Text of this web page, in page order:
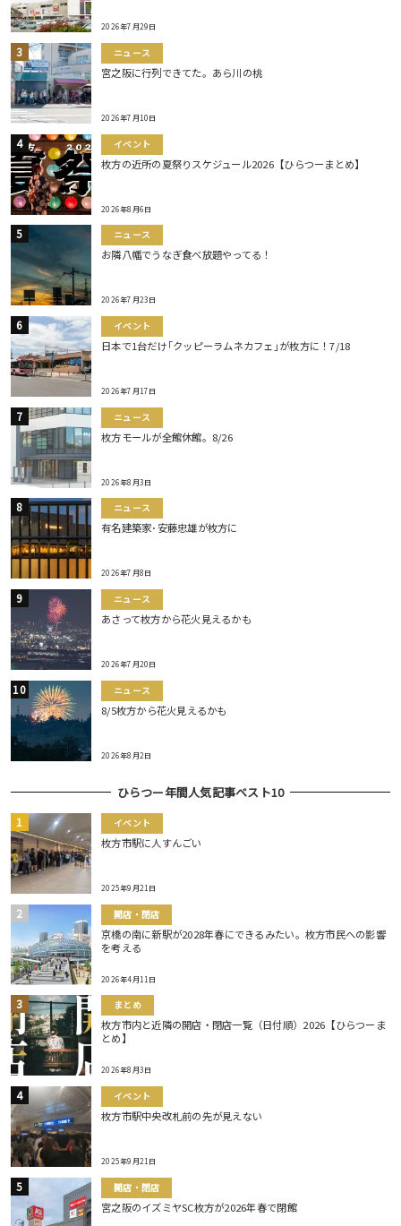
2026年7月29日
ニュース
宮之阪に行列できてた。あら川の桃
2026年7月10日
イベント
枚方の近所の夏祭りスケジュール2026【ひらつーまとめ】
2026年8月6日
ニュース
お隣八幡でうなぎ食べ放題やってる！
2026年7月23日
イベント
日本で1台だけ｢クッピーラムネカフェ｣が枚方に！7/18
2026年7月17日
ニュース
枚方モールが全館休館。8/26
2026年8月3日
ニュース
有名建築家･安藤忠雄が枚方に
2026年7月8日
ニュース
あさって枚方から花火見えるかも
2026年7月20日
ニュース
8/5枚方から花火見えるかも
2026年8月2日
ひらつー年間人気記事ベスト10
イベント
枚方市駅に人すんごい
2025年9月21日
開店・閉店
京橋の南に新駅が2028年春にできるみたい。枚方市民への影響
を考える
2026年4月11日
まとめ
枚方市内と近隣の開店・閉店一覧（日付順）2026【ひらつーま
とめ】
2026年8月3日
イベント
枚方市駅中央改札前の先が見えない
2025年9月21日
開店・閉店
宮之阪のイズミヤSC枚方が2026年春で閉館